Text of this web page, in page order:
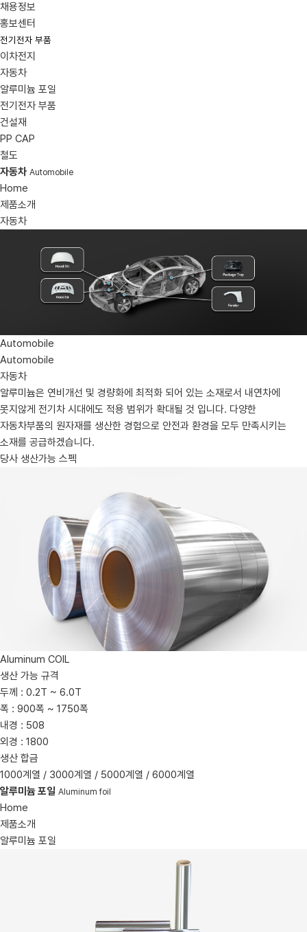
채용정보
홍보센터
전기전자 부품
이차전지
자동차
알루미늄 포일
전기전자 부품
건설재
PP CAP
철도
자동차 Automobile
Home
제품소개
자동차
Automobile
Automobile
자동차
알루미늄은 연비개선 및 경량화에 최적화 되어 있는 소재로서 내연차에
못지않게 전기차 시대에도 적용 범위가 확대될 것 입니다. 다양한
자동차부품의 원자재를 생산한 경험으로 안전과 환경을 모두 만족시키는
소재를 공급하겠습니다.
당사 생산가능 스펙
Aluminum COIL
생산 가능 규격
두께 : 0.2T ~ 6.0T
폭 : 900폭 ~ 1750폭
내경 : 508
외경 : 1800
생산 합금
1000계열 / 3000계열 / 5000계열 / 6000계열
알루미늄 포일 Aluminum foil
Home
제품소개
알루미늄 포일